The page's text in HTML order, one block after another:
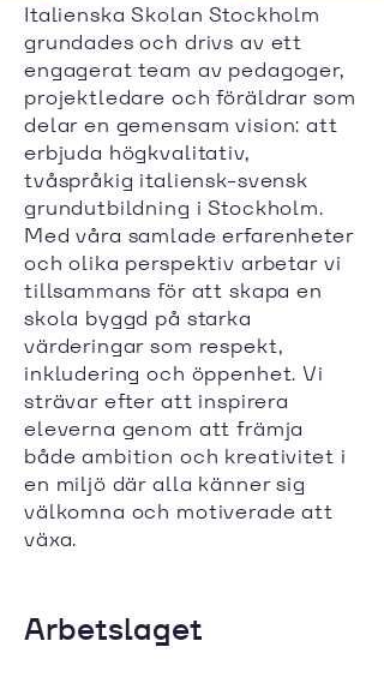
Italienska Skolan Stockholm
grundades och drivs av ett
engagerat team av pedagoger,
projektledare och föräldrar som
delar en gemensam vision: att
erbjuda högkvalitativ,
tvåspråkig italiensk-svensk
grundutbildning i Stockholm.
Med våra samlade erfarenheter
och olika perspektiv arbetar vi
tillsammans för att skapa en
skola byggd på starka
värderingar som respekt,
inkludering och öppenhet. Vi
strävar efter att inspirera
eleverna genom att främja
både ambition och kreativitet i
en miljö där alla känner sig
välkomna och motiverade att
växa.
Arbetslaget